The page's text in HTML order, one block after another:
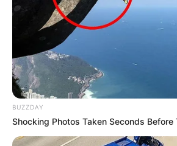
BUZZDAY
Shocking Photos Taken Seconds Before